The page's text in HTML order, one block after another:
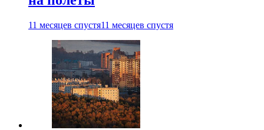
11 месяцев спустя11 месяцев спустя